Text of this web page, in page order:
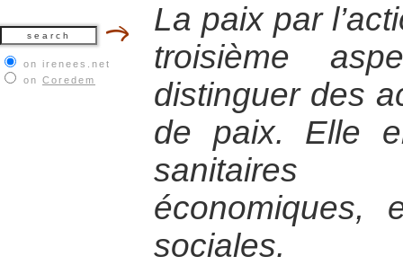
on irenees.net
on Coredem
La paix par
troisième
distinguer des
de paix. Elle
sanitaires
économiques,
sociales.